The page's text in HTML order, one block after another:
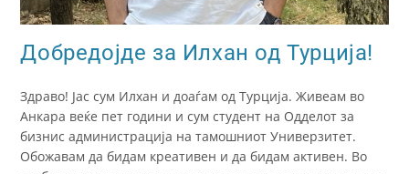
Добредојде за Илхан од Турција!
Здраво! Јас сум Илхан и доаѓам од Турција. Живеам во
Анкара веќе пет години и сум студент на Одделот за
бизнис администрација на тамошниот Универзитет.
Обожавам да бидам креативен и да бидам активен. Во